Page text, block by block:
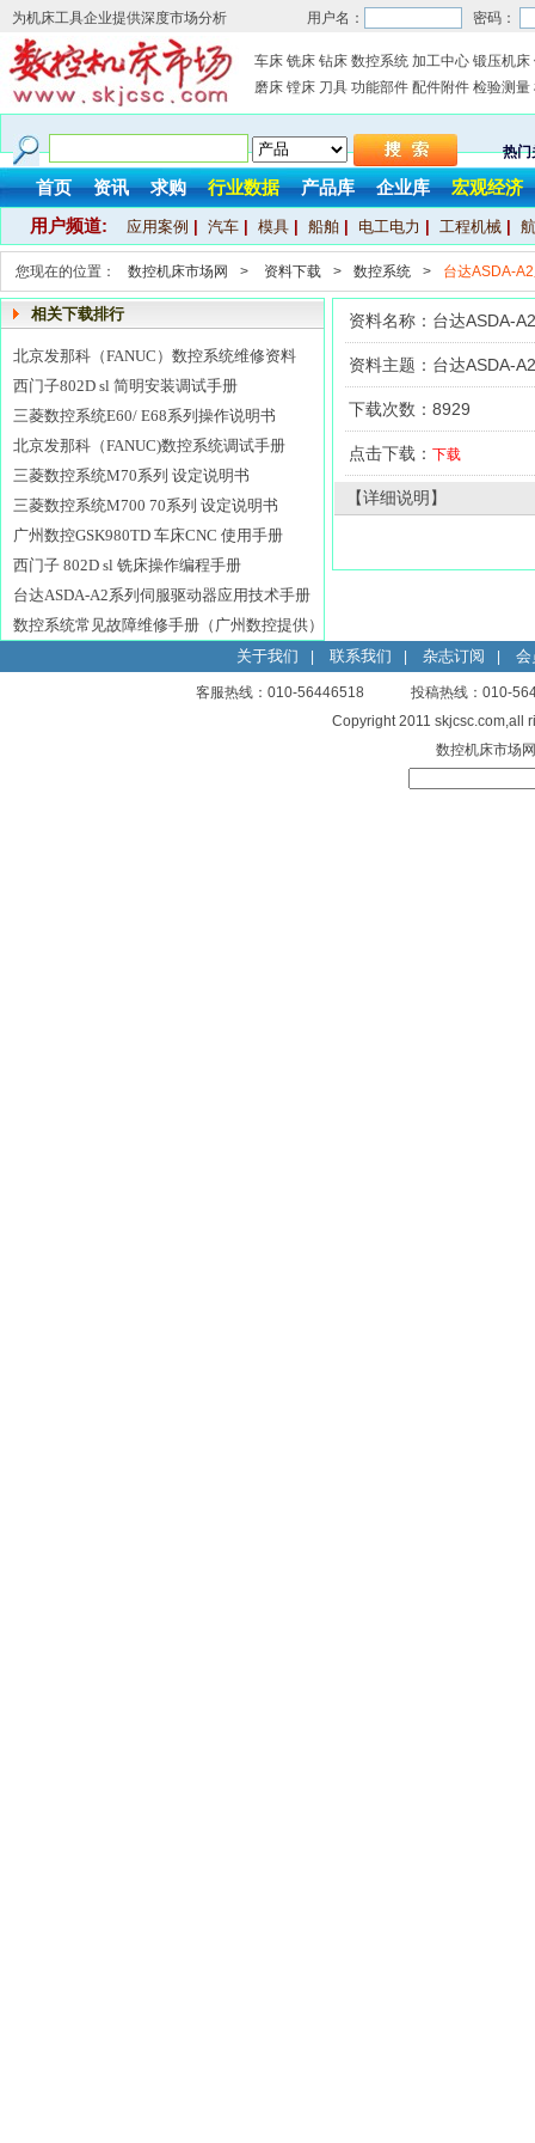
为机床工具企业提供深度市场分析 用户名： 密码：
车床 铣床 钻床 数控系统 加工中心 锻压机床
磨床 镗床 刀具 功能部件 配件附件 检验测量
热门
首页 资讯 求购 行业数据 产品库 企业库 宏观经济
用户频道: 应用案例 汽车 模具 船舶 电工电力 工程机械
您现在的位置： 数控机床市场网 > 资料下载 > 数控系统 > 台达ASDA-
相关下载排行
北京发那科（FANUC）数控系统维修资料
西门子802D sl 简明安装调试手册
三菱数控系统E60/ E68系列操作说明书
北京发那科（FANUC)数控系统调试手册
三菱数控系统M70系列 设定说明书
三菱数控系统M700 70系列 设定说明书
广州数控GSK980TD 车床CNC 使用手册
西门子 802D sl 铣床操作编程手册
台达ASDA-A2系列伺服驱动器应用技术手册
数控系统常见故障维修手册（广州数控提供）
资料名称：台达ASDA-
资料主题：台达ASDA-
下载次数：8929
点击下载： 下载
【详细说明】
关于我们 联系我们 杂志订阅 会
客服热线：010-56446518 投稿热线：
Copyright 2011
数控机床市场网